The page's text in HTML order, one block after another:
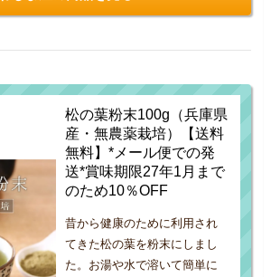
松の葉粉末100g（兵庫県
産・無農薬栽培）【送料
無料】*メール便での発
送*賞味期限27年1月まで
のため10％OFF
昔から健康のために利用され
てきた松の葉を粉末にしまし
た。お湯や水で溶いて簡単に